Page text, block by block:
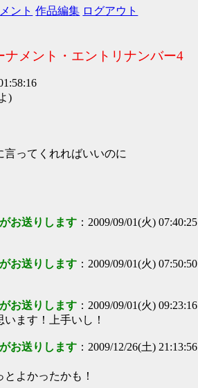
ント 作品編集 ログアウト
メント・エントリナンバー4
)
言ってくれればいいのに
お送りします ： 2009/09/01(火) 07:40:25
お送りします ： 2009/09/01(火) 07:50:50
お送りします ： 2009/09/01(火) 09:23:16
ます！上手いし！
お送りします ： 2009/12/26(土) 21:13:56
よかったかも！